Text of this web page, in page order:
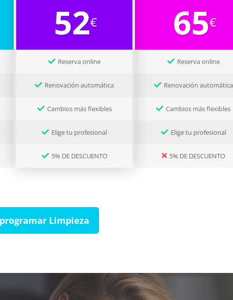
52€
Reserva online
Renovación automática
Cambios más flexibles
Elige tu profesional
5% DE DESCUENTO
65€
Reserva online
Renovación automática
Cambios más flexibles
Elige tu profesional
5% DE DESCUENTO
Limpieza